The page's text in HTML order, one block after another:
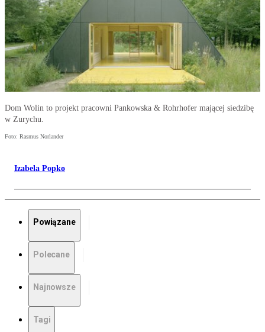
Dom Wolin to projekt pracowni Pankowska & Rohrhofer mającej siedzibę
w Zurychu.
Foto: Rasmus Norlander
Izabela Popko
Powiązane
Polecane
Najnowsze
Tagi